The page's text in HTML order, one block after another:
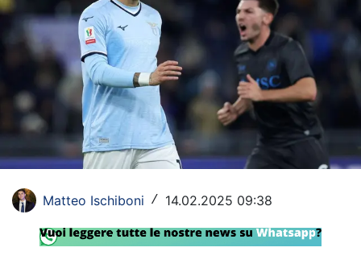
Serie A
Champions League
Europa League
Altri Sport
Formula 1
Tennis
Vela
Matteo Ischiboni / 14.02.2025 09:38